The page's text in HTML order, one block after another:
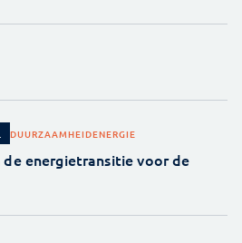
DUURZAAMHEIDENERGIE
de energietransitie voor de